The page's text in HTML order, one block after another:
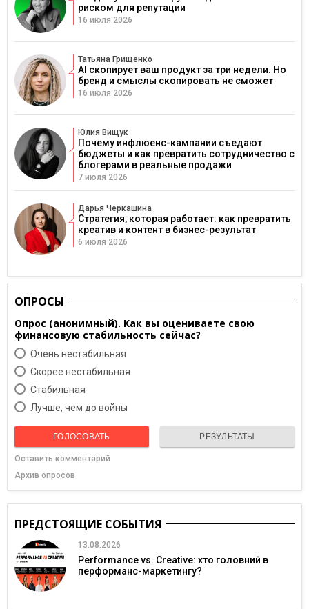
риском для репутации
16 июля 2026
Татьяна Грищенко
AI скопирует ваш продукт за три недели. Но
бренд и смыслы скопировать не сможет
16 июля 2026
Юлия Вищук
Почему инфлюенс-кампании съедают
бюджеты и как превратить сотрудничество с
блогерами в реальные продажи
7 июля 2026
Дарья Черкашина
Стратегия, которая работает: как превратить
креатив и контент в бизнес-результат
6 июля 2026
ОПРОСЫ
Опрос (анонимный). Как вы оцениваете свою
финансовую стабильность сейчас?
Очень нестабильная
Скорее нестабильная
Cтабильная
Лучше, чем до войны
ГОЛОСОВАТЬ РЕЗУЛЬТАТЫ
Оставить комментарий
Архив опросов
ПРЕДСТОЯЩИЕ СОБЫТИЯ
13.08.2026
Performance vs. Creative: хто головний в
перформанс-маркетингу?